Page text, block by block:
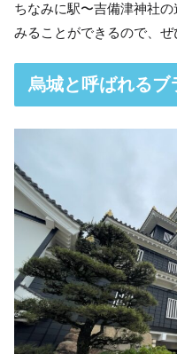
ちなみに駅〜吉備津神社
みることができるので、
烏城と呼ばれるブ